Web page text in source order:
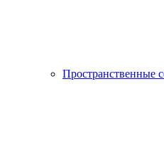
Пространственные